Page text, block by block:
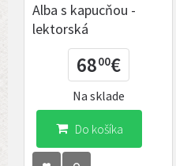
Alba s kapucňou -
lektorská
6800€
Do košíka
Na sklade